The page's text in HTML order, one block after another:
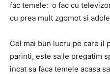
fac temele: o fac cu
cu prea mult zgomot si
Cel mai bun lucru pe care il
parinti, este sa le pregatim
incat sa faca temele acasa